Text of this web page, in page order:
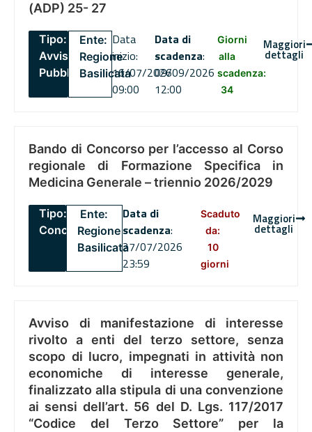
(ADP) 25- 27
Tipo:
Avviso
Pubblico
Ente:
Regione
Basilicata
Data
inizio:
16/07/2026
09:00
Data di
scadenza:
09/09/2026
12:00
Giorni
alla
scadenza:
34
Maggiori
dettagli
Bando di Concorso per l’accesso al Corso
regionale di Formazione Specifica in
Medicina Generale – triennio 2026/2029
Tipo:
Concorsi
Ente:
Regione
Basilicata
Data di
scadenza:
27/07/2026
23:59
Scaduto
da:
10
giorni
Maggiori
dettagli
Avviso di manifestazione di interesse
rivolto a enti del terzo settore, senza
scopo di lucro, impegnati in attività non
economiche di interesse generale,
finalizzato alla stipula di una convenzione
ai sensi dell’art. 56 del D. Lgs. 117/2017
“Codice del Terzo Settore” per la